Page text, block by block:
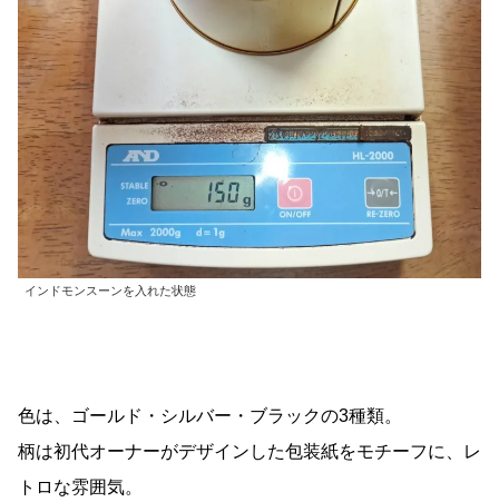
インドモンスーンを入れた状態
色は、ゴールド・シルバー・ブラックの3種類。
柄は初代オーナーがデザインした包装紙をモチーフに、レ
トロな雰囲気。